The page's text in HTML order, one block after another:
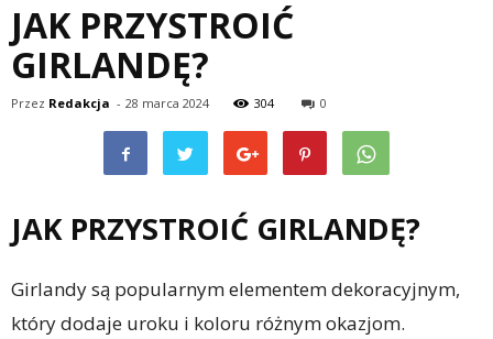
JAK PRZYSTROIĆ
GIRLANDĘ?
Przez Redakcja - 28 marca 2024 304 0
JAK PRZYSTROIĆ GIRLANDĘ?
Girlandy są popularnym elementem dekoracyjnym,
który dodaje uroku i koloru różnym okazjom.